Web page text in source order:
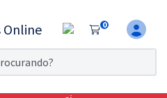
0
por 7 dias!